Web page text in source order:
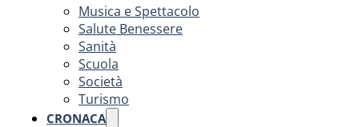
Musica e Spettacolo
Salute Benessere
Sanità
Scuola
Società
Turismo
CRONACA